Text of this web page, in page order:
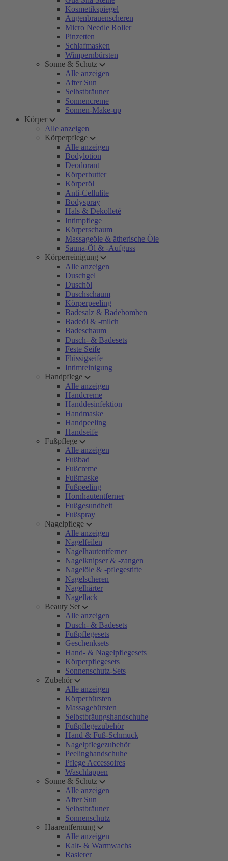
Kosmetikspiegel
Augenbrauenscheren
Micro Needle Roller
Pinzetten
Schlafmasken
Wimpernbürsten
Sonne & Schutz
Alle anzeigen
After Sun
Selbstbräuner
Sonnencreme
Sonnen-Make-up
Körper
Alle anzeigen
Körperpflege
Alle anzeigen
Bodylotion
Deodorant
Körperbutter
Körperöl
Anti-Cellulite
Bodyspray
Hals & Dekolleté
Intimpflege
Körperschaum
Massageöle & ätherische Öle
Sauna-Öl & -Aufguss
Körperreinigung
Alle anzeigen
Duschgel
Duschöl
Duschschaum
Körperpeeling
Badesalz & Badebomben
Badeöl & -milch
Badeschaum
Dusch- & Badesets
Feste Seife
Flüssigseife
Intimreinigung
Handpflege
Alle anzeigen
Handcreme
Handdesinfektion
Handmaske
Handpeeling
Handseife
Fußpflege
Alle anzeigen
Fußbad
Fußcreme
Fußmaske
Fußpeeling
Hornhautentferner
Fußgesundheit
Fußspray
Nagelpflege
Alle anzeigen
Nagelfeilen
Nagelhautentferner
Nagelknipser & -zangen
Nagelöle & -pflegestifte
Nagelscheren
Nagelhärter
Nagellack
Beauty Set
Alle anzeigen
Dusch- & Badesets
Fußpflegesets
Geschenksets
Hand- & Nagelpflegesets
Körperpflegesets
Sonnenschutz-Sets
Zubehör
Alle anzeigen
Körperbürsten
Massagebürsten
Selbstbräungshandschuhe
Fußpflegezubehör
Hand & Fuß-Schmuck
Nagelpflegezubehör
Peelinghandschuhe
Pflege Accessoires
Waschlappen
Sonne & Schutz
Alle anzeigen
After Sun
Selbstbräuner
Sonnenschutz
Haarentfernung
Alle anzeigen
Kalt- & Warmwachs
Rasierer